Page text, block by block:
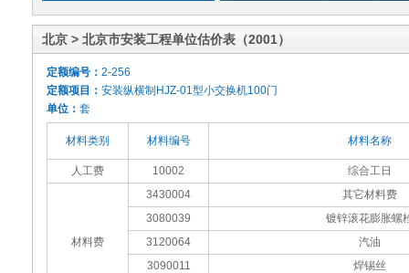
北京 > 北京市安装工程单位估价表（2001）
定额编号： 2-256
定额项目： 安装纵横制HJZ-01型小交换机100门
单位： 套
材料类别 材料编号 材料名称
人工费 10002 综合工日
材料费
3430004
其它材料费
3080039
镀锌滚花膨胀螺
3120064
汽油
3090011
焊锡丝